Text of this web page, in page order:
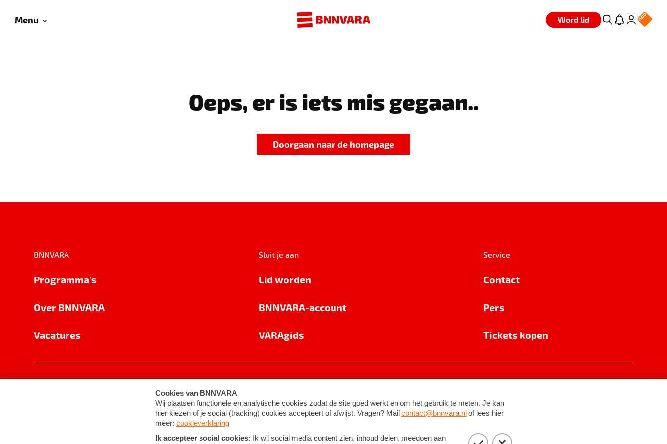
Menu Word lid
Oeps, er is iets mis gegaan..
Doorgaan naar de homepage
BNNVARA
Programma's
Over BNNVARA
Vacatures
Sluit je aan
Lid worden
BNNVARA-account
VARAgids
Service
Contact
Pers
Tickets kopen
Cookie-instellingen Algemene voorwaarden ©2026BNNVARA